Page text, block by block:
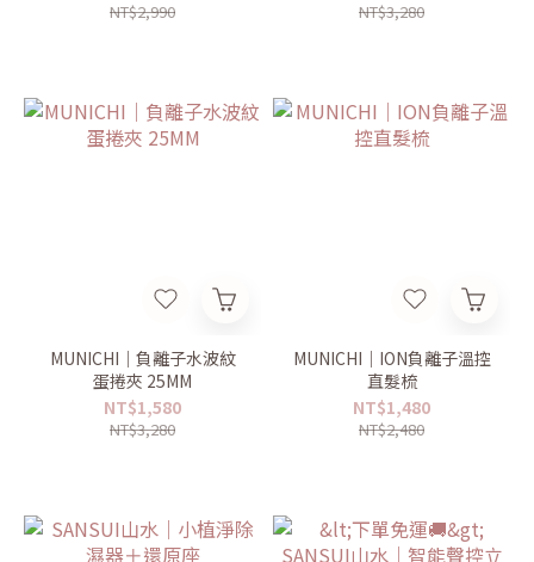
NT$2,990 NT$3,280
MUNICHI｜負離子水波紋
蛋捲夾 25MM
NT$1,580
NT$3,280
MUNICHI｜ION負離子溫控
直髮梳
NT$1,480
NT$2,480